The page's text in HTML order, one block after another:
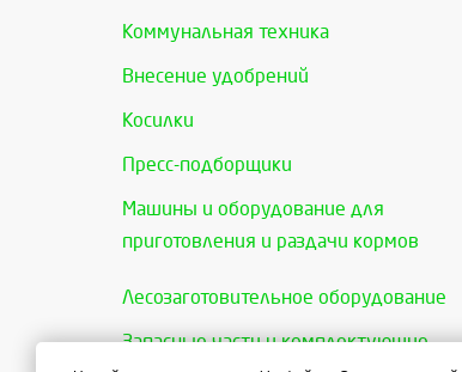
Коммунальная техника
Внесение удобрений
Косилки
Пресс-подборщики
Машины и оборудование для
приготовления и раздачи кормов
Лесозаготовительное оборудование
Запасные части и комплектующие